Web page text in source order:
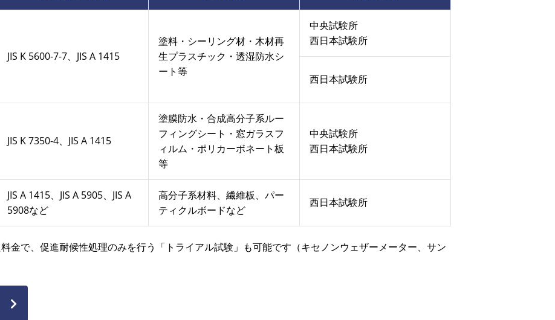
JIS K 5600-7-7、JIS A 1415
塗料・シーリング材・木材再
生プラスチック・透湿防水シ
ート等
中央試験所
西日本試験所
西日本試験所
JIS K 7350-4、JIS A 1415
塗膜防水・合成高分子系ルー
フィングシート・窓ガラスフ
ィルム・ポリカーボネート板
等
中央試験所
西日本試験所
JIS A 1415、JIS A 5905、JIS A
5908など
高分子系材料、繊維板、パー
ティクルボードなど
西日本試験所
金で、促進耐候性処理のみを行う「トライアル試験」も可能です（キセノンウェザーメーター、サン